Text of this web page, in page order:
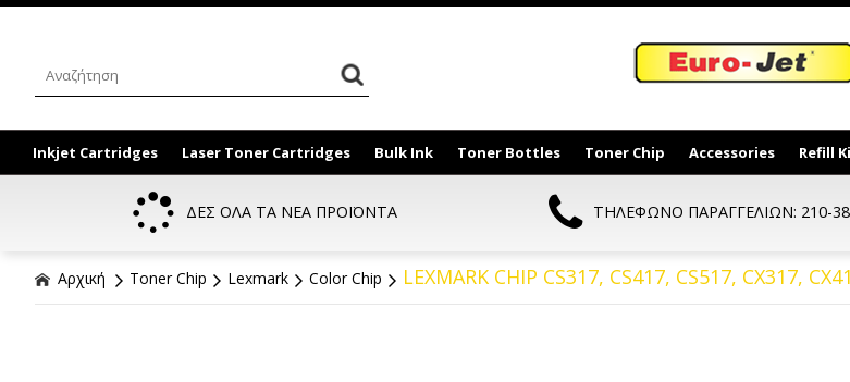
Inkjet Cartridges Laser Toner Cartridges Bulk Ink Toner Bottles Toner Chip Accessories Refill
ΔΕΣ ΟΛΑ ΤΑ ΝΕΑ ΠΡΟΪΟΝΤΑ ΤΗΛΕΦΩΝΟ ΠΑΡΑΓΓΕΛΙΩΝ: 210-
Αρχική Toner Chip Lexmark Color Chip LEXMARK CHIP CS317, CS417, CS517, CX317,